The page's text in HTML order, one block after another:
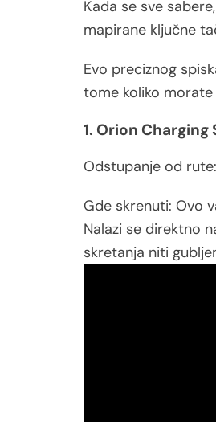
Kada se sve
mapirane ključne
Evo preciznog
tome koliko
1. Orion
Odstupanje od
Gde skrenuti: Ovo
Nalazi se direktno
skretanja niti